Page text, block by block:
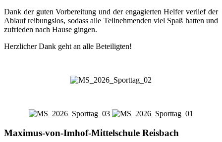
Dank der guten Vorbereitung und der engagierten Helfer verlief der
Ablauf reibungslos, sodass alle Teilnehmenden viel Spaß hatten und
zufrieden nach Hause gingen.
Herzlicher Dank geht an alle Beteiligten!
Maximus-von-Imhof-Mittelschule Reisbach